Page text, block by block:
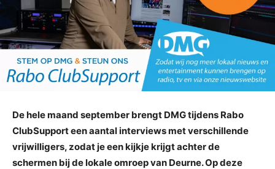
De hele maand september brengt DMG tijdens Rabo
ClubSupport een aantal interviews met verschillende
vrijwilligers, zodat je een kijkje krijgt achter de
schermen bij de lokale omroep van Deurne. Op deze